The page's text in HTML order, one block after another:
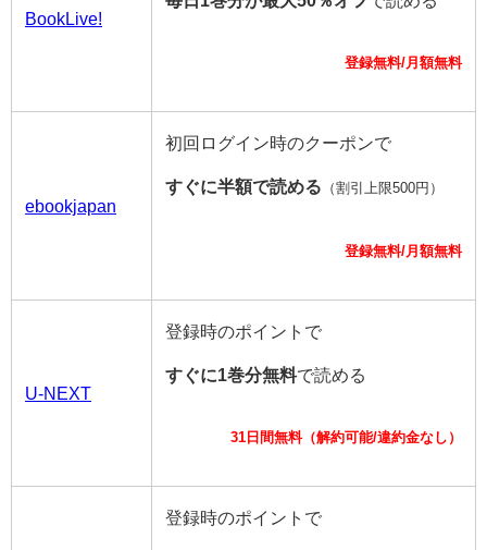
BookLive!
登録無料/月額無料
ebookjapan
初回ログイン時のクーポンで
すぐに半額で読める （割引上限500円）
登録無料/月額無料
U-NEXT
登録時のポイントで
すぐに1巻分無料で読める
31日間無料（解約可能/違約金なし）
登録時のポイントで